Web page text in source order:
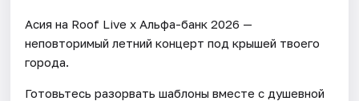
Асия на Roof Live x Альфа-банк 2026 —
неповторимый летний концерт под крышей твоего
города.
Готовьтесь разорвать шаблоны вместе с душевной